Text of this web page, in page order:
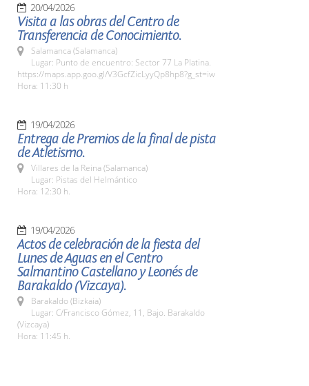
20/04/2026
Visita a las obras del Centro de
Transferencia de Conocimiento.
Salamanca (Salamanca)
Lugar: Punto de encuentro: Sector 77 La Platina.
https://maps.app.goo.gl/V3GcfZicLyyQp8hp8?g_st=iw
Hora: 11:30 h
19/04/2026
Entrega de Premios de la final de pista
de Atletismo.
Villares de la Reina (Salamanca)
Lugar: Pistas del Helmántico
Hora: 12:30 h.
19/04/2026
Actos de celebración de la fiesta del
Lunes de Aguas en el Centro
Salmantino Castellano y Leonés de
Barakaldo (Vizcaya).
Barakaldo (Bizkaia)
Lugar: C/Francisco Gómez, 11, Bajo. Barakaldo
(Vizcaya)
Hora: 11:45 h.